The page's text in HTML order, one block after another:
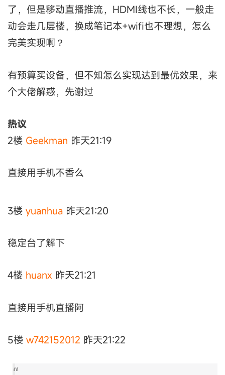
了，但是移动直播推流，HDMI线也不长，一般走
动会走几层楼，换成笔记本+wifi也不理想，怎么
完美实现啊？
有预算买设备，但不知怎么实现达到最优效果，来
个大佬解惑，先谢过
热议
2楼 Geekman 昨天21:19
直接用手机不香么
3楼 yuanhua 昨天21:20
稳定台了解下
4楼 huanx 昨天21:21
直接用手机直播阿
5楼 w742152012 昨天21:22